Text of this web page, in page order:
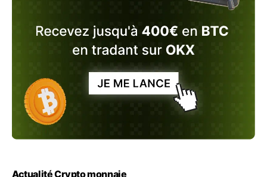
Actualité Crypto monnaie